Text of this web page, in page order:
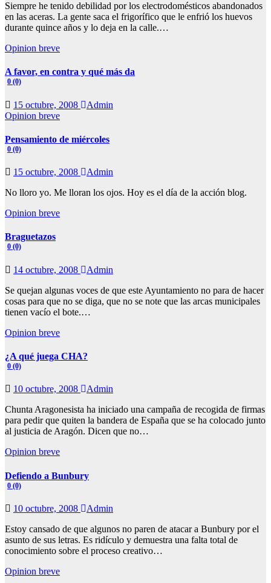
Siempre he tenido debilidad por los electrodomésticos abandonados
en las aceras. La gente saca el frigorífico que le enfrió los huevos
durante quince años y lo deja en la calle.…
Opinion breve
A favor, en contra y qué más da
0 (0)
15 octubre, 2008
Admin
Opinion breve
Pensamiento de miércoles
0 (0)
15 octubre, 2008
Admin
No lloro yo. Me lloran los ojos. Hoy es el día de la acción blog.
Opinion breve
Braguetazos
0 (0)
14 octubre, 2008
Admin
Se quejan algunas voces de que este Ayuntamiento no para de hacer
cosas para que no se diga, que no se note que las arcas municipales
tienen vacío el bote.…
Opinion breve
¿A qué juega CHA?
0 (0)
10 octubre, 2008
Admin
Chunta Aragonesista ha iniciado una campaña de recogida de firmas
para pedir que quiten la bandera de España que se ha colocado junto
al justicia de Aragón. Dicen que no…
Opinion breve
Defiendo a Bunbury
0 (0)
10 octubre, 2008
Admin
Estoy cansado de que algunos no paren de atacar a Bunbury por el
asunto de sus letras. Es ridículo y demuestra una falta total de
conocimiento sobre el proceso creativo…
Opinion breve